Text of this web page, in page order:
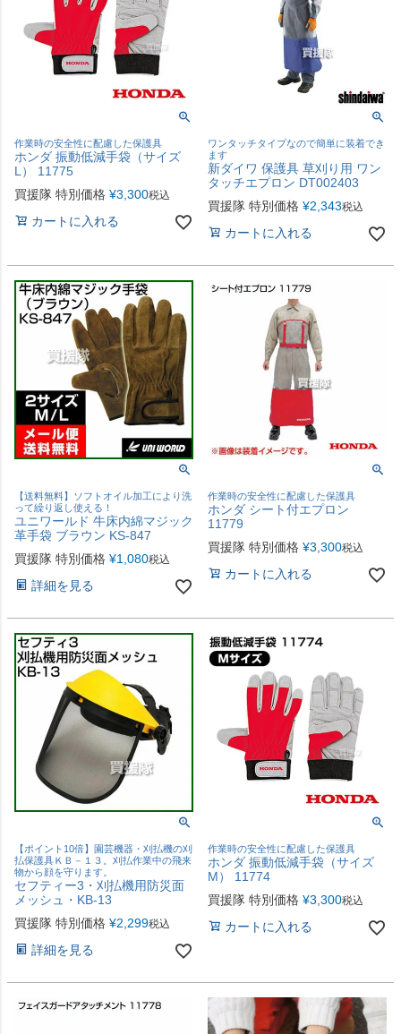
作業時の安全性に配慮した保護具
ホンダ 振動低減手袋（サイズ
L） 11775
買援隊 特別価格 ¥3,300税込
カートに入れる
ワンタッチタイプなので簡単に装着でき
ます
新ダイワ 保護具 草刈り用 ワン
タッチエプロン DT002403
買援隊 特別価格 ¥2,343税込
カートに入れる
【送料無料】ソフトオイル加工により洗
って繰り返し使える！
ユニワールド 牛床内綿マジック
革手袋 ブラウン KS-847
買援隊 特別価格 ¥1,080税込
詳細を見る
作業時の安全性に配慮した保護具
ホンダ シート付エプロン
11779
買援隊 特別価格 ¥3,300税込
カートに入れる
【ポイント10倍】園芸機器・刈払機の刈
払保護具ＫＢ－１３。刈払作業中の飛来
物から顔を守ります。
セフティー3・刈払機用防災面
メッシュ・KB-13
買援隊 特別価格 ¥2,299税込
詳細を見る
作業時の安全性に配慮した保護具
ホンダ 振動低減手袋（サイズ
M） 11774
買援隊 特別価格 ¥3,300税込
カートに入れる